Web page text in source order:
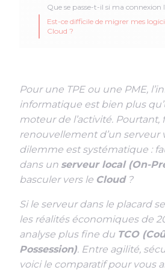
Pour une TPE ou une PME,
informatique est bien plus
moteur de l’activité. Pourtant,
renouvellement d’un serveur
dilemme est systématique :
dans un serveur local (On-
basculer vers le Cloud?
Si le serveur dans le placard
les réalités économiques de
analyse plus fine du TCO
Possession). Entre agilité,
voici le comparatif pour vous
Que se passe-t-il si ma connexion
Est-ce difficile de migrer mes
Cloud ?